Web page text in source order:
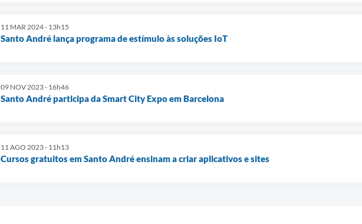
11 MAR 2024 - 13h15
Santo André lança programa de estímulo às soluções IoT
09 NOV 2023 - 16h46
Santo André participa da Smart City Expo em Barcelona
11 AGO 2023 - 11h13
Cursos gratuitos em Santo André ensinam a criar aplicativos e sites